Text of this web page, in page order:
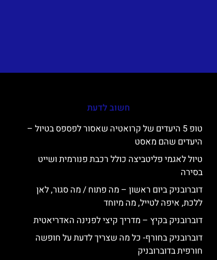
חשוב לדעת
טופ 5 היעדים של קרואטיה שאסור לפספס בטיול –
היעדים שהם מאסט
טיול לאגמי פליטביצה כולל רכבת פנורמית ושייט
בסירה
דוברובניק ביום ראשון – מה פתוח / מה סגור, לאן
ללכת, איפה לטייל, מה מיוחד
דוברובניק בקיץ – מדריך קיצי לפנינה האדריאטית
דוברובניק בחורף- כל מה שצריך לדעת על חופשה
חורפית בדוברובניק